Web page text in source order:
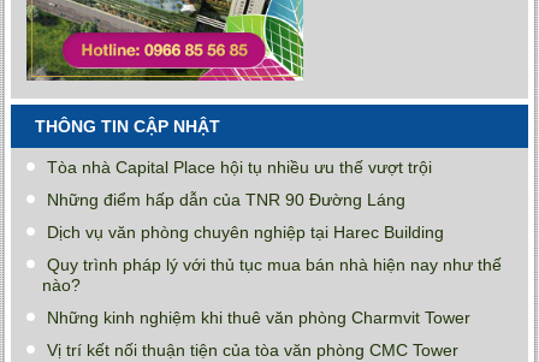
THÔNG TIN CẬP NHẬT
Tòa nhà Capital Place hội tụ nhiều ưu thế vượt trội
Những điểm hấp dẫn của TNR 90 Đường Láng
Dịch vụ văn phòng chuyên nghiệp tại Harec Building
Quy trình pháp lý với thủ tục mua bán nhà hiện nay như thế
nào?
Những kinh nghiệm khi thuê văn phòng Charmvit Tower
Vị trí kết nối thuận tiện của tòa văn phòng CMC Tower